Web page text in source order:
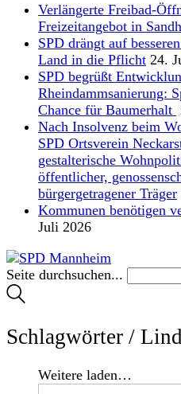
Verlängerte Freibad-
Freizeitangebot in
SPD drängt auf
Land in die Pflicht 24.
SPD begrüßt
Rheindammsanierung:
Chance für Baumerhalt
Nach Insolvenz beim
SPD Ortsverein
gestalterische
öffentlicher,
bürgergetragener Träger
Kommunen benötigen
Juli 2026
Seite durchsuchen...
Schlagwörter /
Weitere laden…